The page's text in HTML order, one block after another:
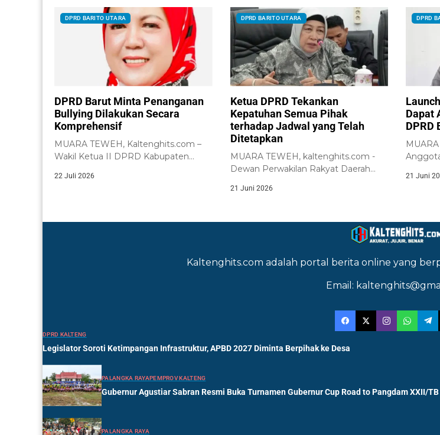
DPRD BARITO UTARA
DPRD Barut Minta Penanganan
Bullying Dilakukan Secara
Komprehensif
MUARA TEWEH, Kaltenghits.com –
Wakil Ketua II DPRD Kabupaten
22 Juli 2026
DPRD BARITO UTARA
Ketua DPRD Tekankan
Kepatuhan Semua Pihak
terhadap Jadwal yang Telah
Ditetapkan
MUARA TEWEH, kaltenghits.com -
Dewan Perwakilan Rakyat Daerah
21 Juni 2026
DPRD
Dapat
DPRD
21 Juni
Kaltenghits.com adalah portal berita online yang
Email:
DPRD KALTENG
Legislator Soroti Ketimpangan Infrastruktur, APBD 2027 Diminta Berpihak ke Desa
PALANGKA RAYAPEMPROV KALTENG
Gubernur Agustiar Sabran Resmi Buka Turnamen Gubernur Cup Road to Pangdam XXII/
PALANGKA RAYA